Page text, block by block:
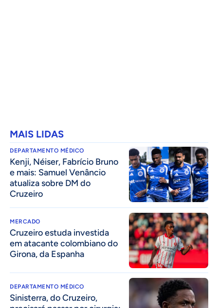
MAIS LIDAS
DEPARTAMENTO MÉDICO
Kenji, Néiser, Fabrício Bruno
e mais: Samuel Venâncio
atualiza sobre DM do
Cruzeiro
MERCADO
Cruzeiro estuda investida
em atacante colombiano do
Girona, da Espanha
DEPARTAMENTO MÉDICO
Sinisterra, do Cruzeiro,